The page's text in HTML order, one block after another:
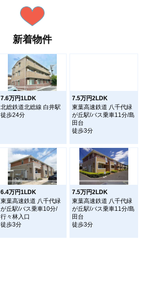
新着物件
7.6万円1LDK
北総鉄道北総線 白井駅
徒歩24分
7.5万円2LDK
東葉高速鉄道 八千代緑
が丘駅/バス乗車11分/島
田台
徒歩3分
6.4万円1LDK
東葉高速鉄道 八千代緑
が丘駅/バス乗車10分/
行々林入口
徒歩3分
7.5万円2LDK
東葉高速鉄道 八千代緑
が丘駅/バス乗車11分/島
田台
徒歩3分